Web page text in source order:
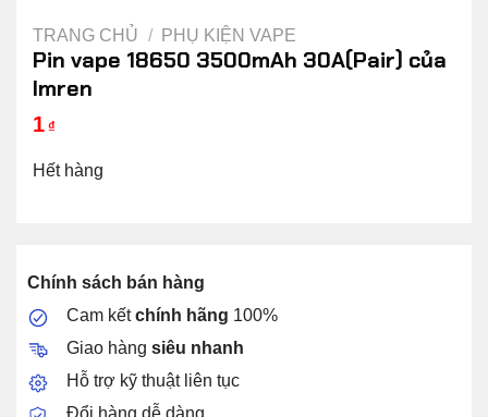
TRANG CHỦ / PHỤ KIỆN VAPE
Pin vape 18650 3500mAh 30A(Pair) của
Imren
1 ₫
Hết hàng
Chính sách bán hàng
Cam kếtchính hãng 100%
Giao hàng siêu nhanh
Hỗ trợ kỹ thuật liên tục
Đổi hàng dễ dàng